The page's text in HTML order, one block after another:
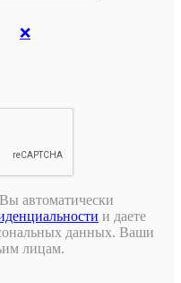
❌
автоматически
и даете
данных. Ваши
лицам.